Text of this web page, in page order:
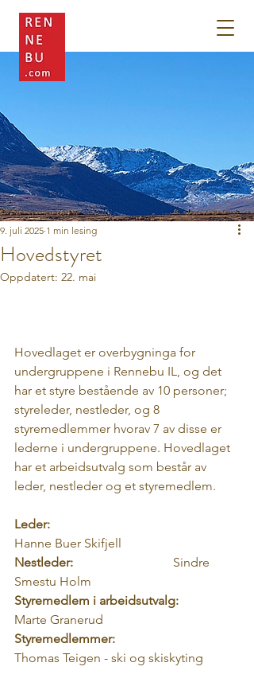
Hovedstyret
9. juli 2025 1 min lesing
Oppdatert: 22. mai
Hovedlaget er overbygninga for
undergruppene i Rennebu IL, og det
har et styre bestående av 10 personer;
styreleder, nestleder, og 8
styremedlemmer hvorav 7 av disse er
lederne i undergruppene. Hovedlaget
har et arbeidsutvalg som består av
leder, nestleder og et styremedlem.
Leder:
Hanne Buer Skifjell
Nestleder:
Smestu Holm
Styremedlem i arbeidsutvalg:
Marte Granerud
Styremedlemmer:
Thomas Teigen - ski og skiskyting